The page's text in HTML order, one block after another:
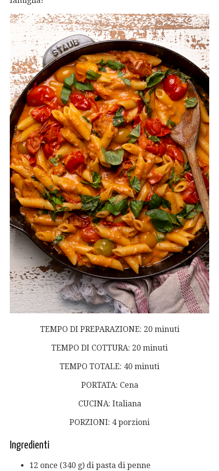
TEMPO DI PREPARAZIONE: 20 minuti
TEMPO DI COTTURA: 20 minuti
TEMPO TOTALE: 40 minuti
PORTATA: Cena
CUCINA: Italiana
PORZIONI: 4 porzioni
Ingredienti
12 once (340 g) di pasta di penne